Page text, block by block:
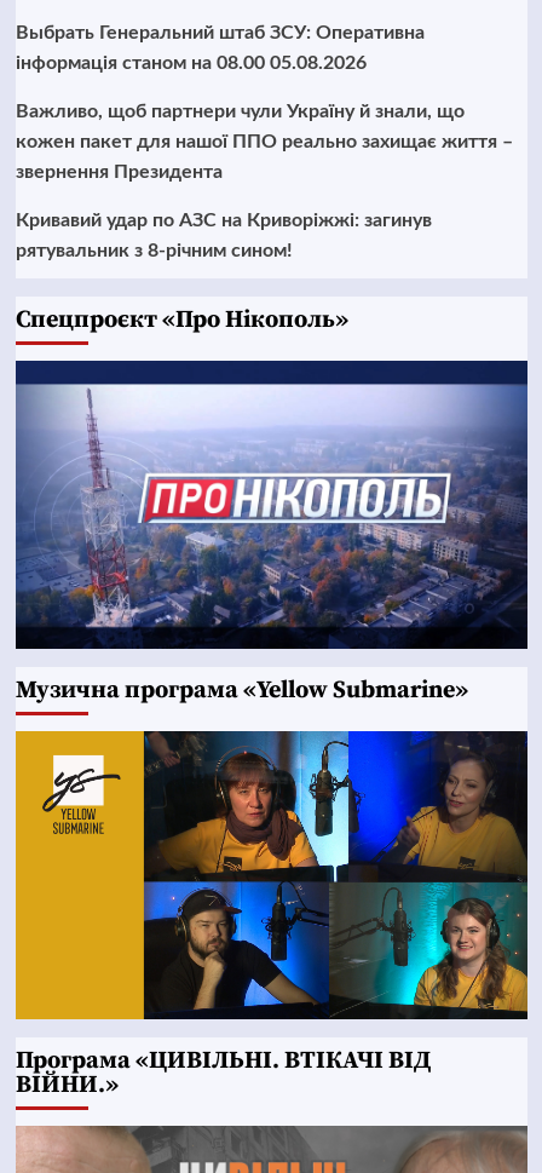
Выбрать Генеральний штаб ЗСУ: Оперативна
інформація станом на 08.00 05.08.2026
Важливо, щоб партнери чули Україну й знали, що
кожен пакет для нашої ППО реально захищає життя –
звернення Президента
Кривавий удар по АЗС на Криворіжжі: загинув
рятувальник з 8-річним сином!
Cпецпроєкт «Про Нікополь»
Музична програма «Yellow Submarine»
Програма «ЦИВІЛЬНІ. ВТІКАЧІ ВІД
ВІЙНИ.»